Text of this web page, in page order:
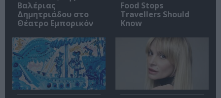
Βαλέριας
Δημητριάδου στο
Θέατρο Εμπορικόν
Food Stops
Travellers Should
Know